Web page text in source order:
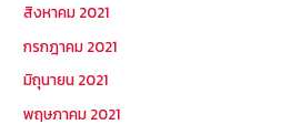
สิงหาคม 2021
กรกฎาคม 2021
มิถุนายน 2021
พฤษภาคม 2021